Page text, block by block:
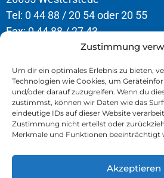
Zustimmung
Um dir ein optimales Erlebnis zu bieten,
Technologien wie Cookies, um
und/oder darauf zuzugreifen. Wenn du
zustimmst, können wir Daten wie das
eindeutige IDs auf dieser Website
Zustimmung nicht erteilst oder
Merkmale und Funktionen beeinträchtigt
Akzeptieren
Tel: 0 44 88 / 20 54 oder 20 55
Fax: 0 44 88 / 27 43
Öffnungszeiten
Montag – Donnerstag
8.00 – 12.30 Uhr & 13.00 – 16.30
Freitag
8.00 – 13.00 Uhr